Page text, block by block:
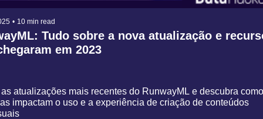
• 10 min read
Tudo sobre a nova atualização e
em 2023
atualizações mais recentes do RunwayML e descubra
impactam o uso e a experiência de criação de conteúdos